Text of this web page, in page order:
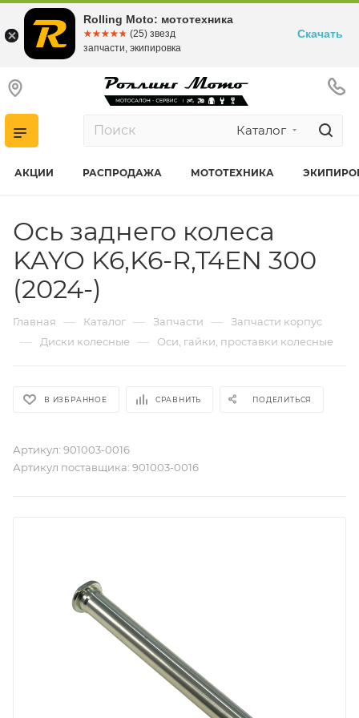
Каталог
АКЦИИ РАСПРОДАЖА МОТОТЕХНИКА
Ось заднего колеса
KAYO K6,K6-R,T4EN 300
(2024-)
Главная — Каталог — Запчасти — Запчасти корпус
— Диски колесные — Оси, гайки, проставки колесные
В ИЗБРАННОЕ СРАВНИТЬ ПОДЕЛИТЬСЯ
Артикул: 901003-0016
Артикул поставщика: 901003-0016
Rolling Moto: мототехника
☆☆☆☆☆
★★★★★ (25) звезд
запчасти, экипировка
Скачать